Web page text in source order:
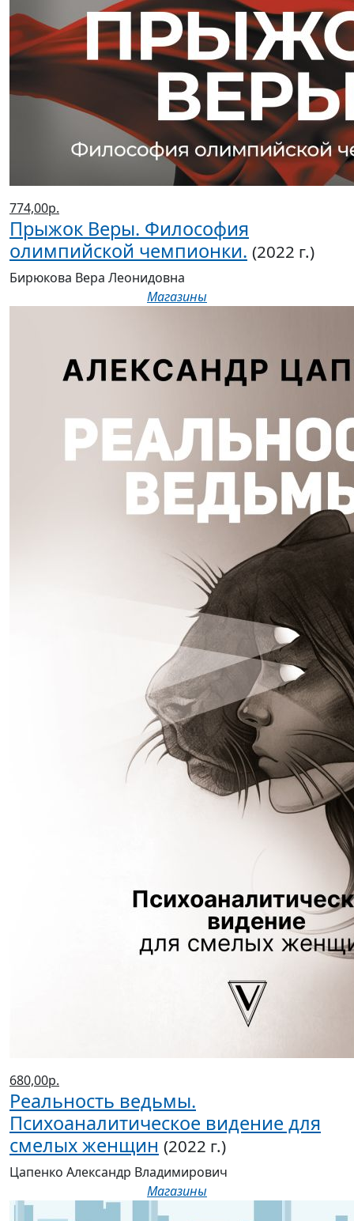
Прыжок Веры. Философия
олимпийской чемпионки.
Бирюкова Вера Леонидовна
Магазины
Психоаналитическое видение для
смелых женщин (2022 г.)
Цапенко Александр Владимирович
Магазины